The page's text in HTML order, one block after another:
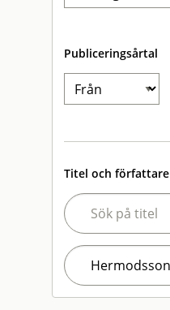
Publiceringsårtal
Titel och författare